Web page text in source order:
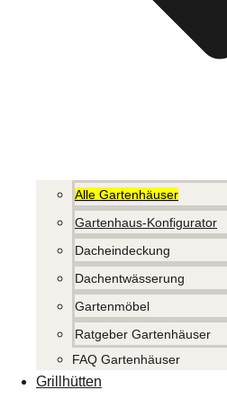
Alle Gartenhäuser
Gartenhaus-Konfigurator
Dacheindeckung
Dachentwässerung
Gartenmöbel
Ratgeber Gartenhäuser
FAQ Gartenhäuser
Grillhütten